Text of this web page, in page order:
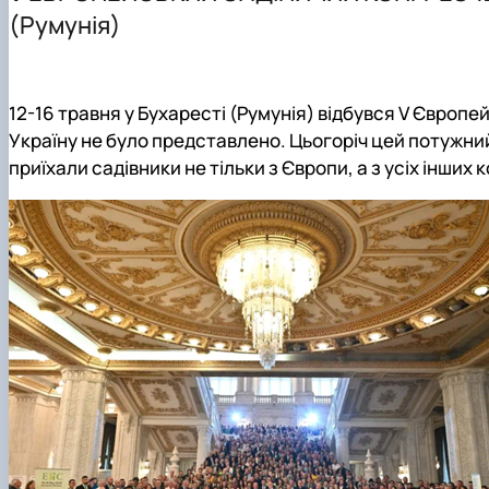
Робочі програми дисциплін
Електронні навчальні ресурси
Моє життя – в моїх сортах: до 100-річчя Петра
Науково-практична конференція «Симиренківські
Випускникам шкіл
Магістратура
(Румунія)
12-16 травня у Бухаресті (Румунія) відбувся V
Україну не було представлено. Цьогоріч цей
приїхали садівники не тільки з Європи, а з усіх інших